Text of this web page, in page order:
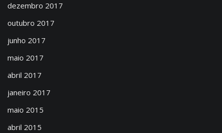
dezembro 2017
outubro 2017
junho 2017
maio 2017
abril 2017
janeiro 2017
maio 2015
abril 2015